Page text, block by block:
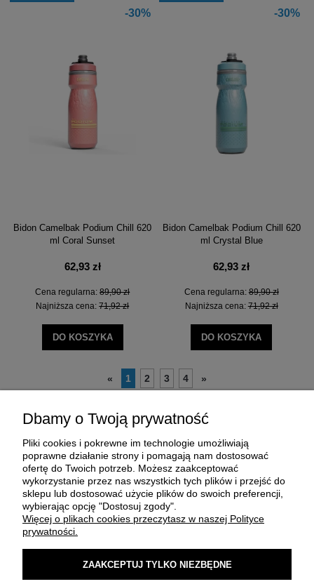
-30%
Bidon Camelbak Podium Chill 620
ml Coral Sunset
62,93 zł
Cena regularna:89,90 zł
Najniższa cena:71,92 zł
DO KOSZYKA
-30%
Bidon Camelbak Podium Chill 620
ml Crystal Blue
62,93 zł
Cena regularna:89,90 zł
Najniższa cena:71,92 zł
DO KOSZYKA
« 1 2 3 4 »
O FIRMIE
Dbamy o Twoją prywatność
Pliki cookies i pokrewne im technologie umożliwiają
poprawne działanie strony i pomagają nam dostosować
ofertę do Twoich potrzeb. Możesz zaakceptować
wykorzystanie przez nas wszystkich tych plików i przejść do
sklepu lub dostosować użycie plików do swoich preferencji,
wybierając opcję "Dostosuj zgody".
Więcej o plikach cookies przeczytasz w naszej Polityce
prywatności.
ZAAKCEPTUJ TYLKO NIEZBĘDNE